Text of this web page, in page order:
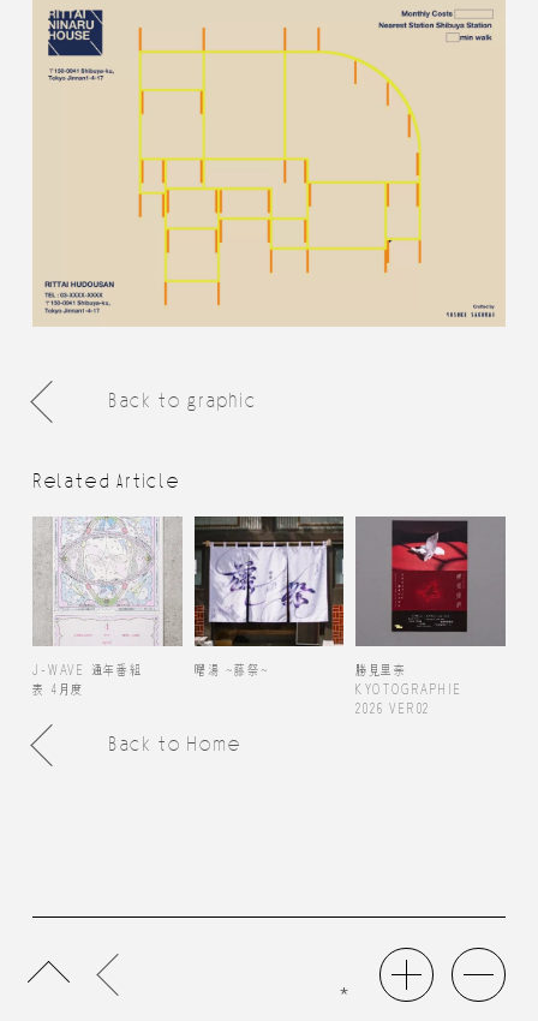
*
Back to graphic
Related Article
J-WAVE 通年番組
表 4月度
曙湯 ~藤祭~
勝見里奈
KYOTOGRAPHIE
2026 VER02
Back to Home